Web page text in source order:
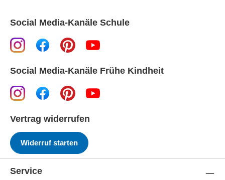
Social Media-Kanäle Schule
Social Media-Kanäle Frühe Kindheit
Vertrag widerrufen
Widerruf starten
Service